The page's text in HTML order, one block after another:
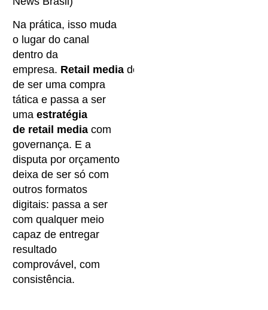
Na prática, isso muda
o lugar do canal
dentro da
empresa. Retail mediadeixa
de ser uma compra
tática e passa a ser
uma estratégia
de retail mediacom
governança. E a
disputa por orçamento
deixa de ser só com
outros formatos
digitais: passa a ser
com qualquer meio
capaz de entregar
resultado
comprovável, com
consistência.